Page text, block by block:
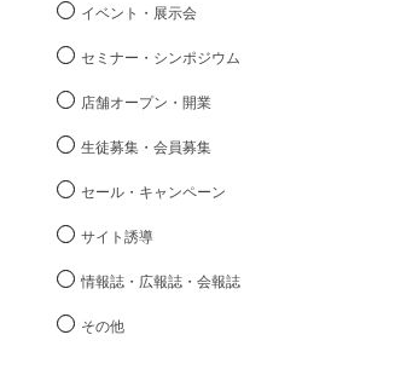
イベント・展示会
セミナー・シンポジウム
店舗オープン・開業
生徒募集・会員募集
セール・キャンペーン
サイト誘導
情報誌・広報誌・会報誌
その他